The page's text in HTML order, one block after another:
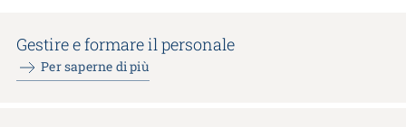
Gestire e formare il personale
Per saperne di più